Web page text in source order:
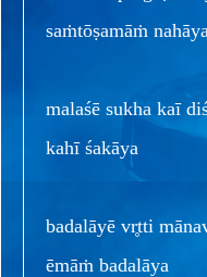
saṁtōṣamāṁ nahāya
malaśē sukha kaī
kahī śakāya
badalāyē vr̥tti
ēmāṁ badalāya